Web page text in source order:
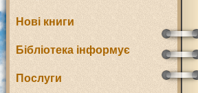
Нові книги
Бібліотека інформує
Послуги